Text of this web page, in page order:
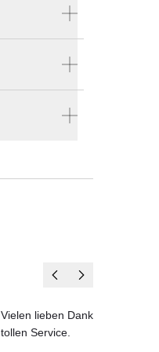
Vielen lieben Dank für das
tollen Service.